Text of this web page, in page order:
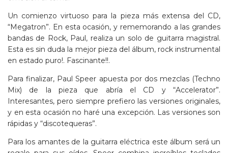
Un comienzo virtuoso para la pieza más extensa del CD,
“Megatron”. En esta ocasión, y rememorando a las grandes
bandas de Rock, Paul, realiza un solo de guitarra magistral.
Esta es sin duda la mejor pieza del álbum, rock instrumental
en estado puro!. Fascinante!!.
Para finalizar, Paul Speer apuesta por dos mezclas (Techno
Mix) de la pieza que abría el CD y “Accelerator”.
Interesantes, pero siempre prefiero las versiones originales,
y en esta ocasión no haré una excepción. Las versiones son
rápidas y “discotequeras”.
Para los amantes de la guitarra eléctrica este álbum será un